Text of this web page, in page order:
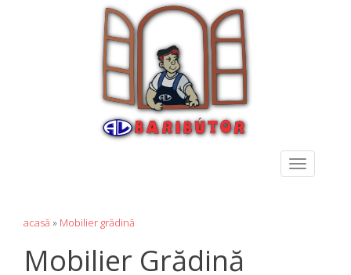
Toggle
navigation
acasă » Mobilier grădină
Mobilier Grădină